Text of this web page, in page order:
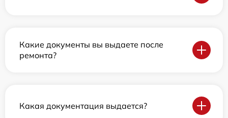
Какие документы вы выдаете после
ремонта?
Какая документация выдается?